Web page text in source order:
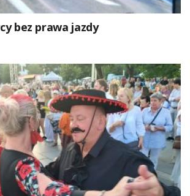
bez prawa jazdy